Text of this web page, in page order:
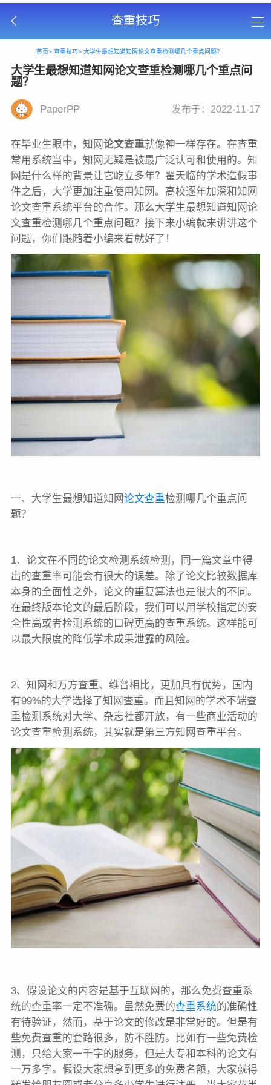
查重技巧
首页> 查重技巧> 大学生最想知道知网论文查重检测哪几个重点问题？
大学生最想知道知网论文查重检测哪几个重点问
题？
PaperPP 发布于：2022-11-17
在毕业生眼中，知网论文查重就像神一样存在。在查重
常用系统当中，知网无疑是被最广泛认可和使用的。知
网是什么样的背景让它屹立多年？翟天临的学术造假事
件之后，大学更加注重使用知网。高校逐年加深和知网
论文查重系统平台的合作。那么大学生最想知道知网论
文查重检测哪几个重点问题？接下来小编就来讲讲这个
问题，你们跟随着小编来看就好了！
一、大学生最想知道知网论文查重检测哪几个重点问
题？
1、论文在不同的论文检测系统检测，同一篇文章中得
出的查重率可能会有很大的误差。除了论文比较数据库
本身的全面性之外，论文的重复算法也是很大的不同。
在最终版本论文的最后阶段，我们可以用学校指定的安
全性高或者检测系统的口碑更高的查重系统。这样能可
以最大限度的降低学术成果泄露的风险。
2、知网和万方查重、维普相比，更加具有优势，国内
有99%的大学选择了知网查重。而且知网的学术不端查
重检测系统对大学、杂志社都开放，有一些商业活动的
论文查重检测系统，其实就是第三方知网查重平台。
3、假设论文的内容是基于互联网的，那么免费查重系
统的查重率一定不准确。虽然免费的查重系统的准确性
有待验证，然而，基于论文的修改是非常好的。但是有
些免费查重的套路很多，防不胜防。比如有一些免费检
测，只给大家一千字的服务，但是大专和本科的论文有
一万多字。假设大家想拿到更多的免费名额，大家就得